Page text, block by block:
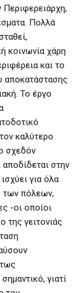
Πολλά
κοινωνία χάρη
και το
αποκατάστασης
Το έργο
καλύτερο
σχεδόν
στην
για όλα
των πόλεων,
-οι οποίοι
της γειτονιάς
γιατί